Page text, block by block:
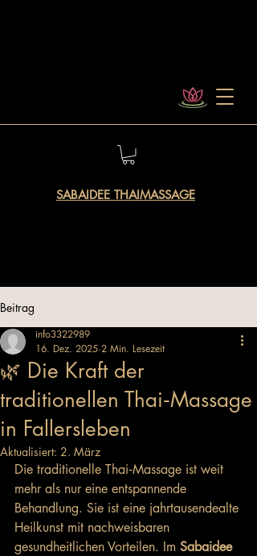
SABAIDEE THAIMASSAGE
Beitrag
🌿 Die Kraft der
traditionellen Thai‑Massage
in Fallersleben
info3322989
16. Dez. 2025 2 Min. Lesezeit
Aktualisiert: 2. März
Die traditionelle Thai‑Massage ist weit
mehr als nur eine entspannende
Behandlung. Sie ist eine jahrtausendealte
Heilkunst mit nachweisbaren
gesundheitlichen Vorteilen. Im Sabaidee